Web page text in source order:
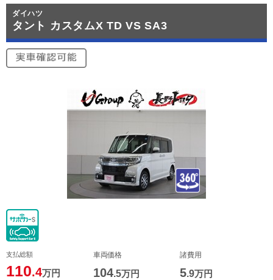
ダイハツ
タント カスタムX TD VS SA3
支払総額
110.4万円
車両価格
104.5万円
諸費用
5.9万円